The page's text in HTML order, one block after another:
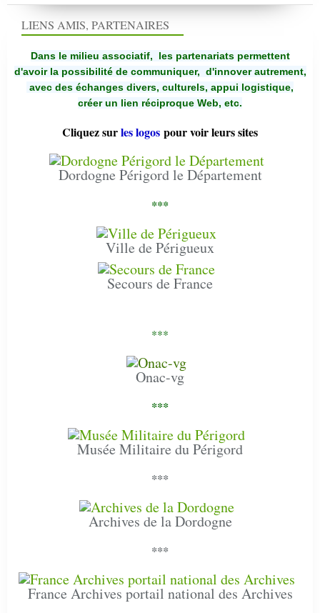
LIENS AMIS, PARTENAIRES
Dans le milieu associatif, les partenariats permettent
d'avoir la possibilité de communiquer, d'innover autrement,
avec des échanges divers, culturels, appui logistique,
créer un lien réciproque Web, etc.
Cliquez surles logos pour voir leurs sites
Dordogne Périgord le Département
***
Ville de Périgueux
Secours de France
***
Onac-vg
***
Musée Militaire du Périgord
***
Archives de la Dordogne
***
France Archives portail national des Archives